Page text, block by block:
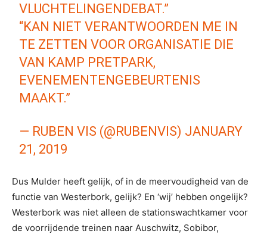
VLUCHTELINGENDEBAT.”
“KAN NIET VERANTWOORDEN ME IN
TE ZETTEN VOOR ORGANISATIE DIE
VAN KAMP PRETPARK,
EVENEMENTENGEBEURTENIS
MAAKT.”
— RUBEN VIS (@RUBENVIS) JANUARY
21, 2019
Dus Mulder heeft gelijk, of in de meervoudigheid van de
functie van Westerbork, gelijk? En ‘wij’ hebben ongelijk?
Westerbork was niet alleen de stationswachtkamer voor
de voorrijdende treinen naar Auschwitz, Sobibor,